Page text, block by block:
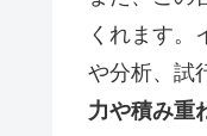
くれます。
や分析、試
力や積み重